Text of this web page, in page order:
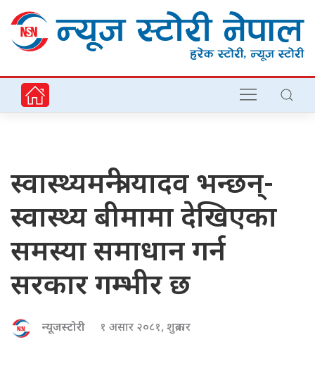
स्वास्थ्यमन्त्री यादव भन्छन्-
स्वास्थ्य बीमामा देखिएका
समस्या समाधान गर्न
सरकार गम्भीर छ
न्यूजस्टोरी १ असार २०८१, शुक्रबार